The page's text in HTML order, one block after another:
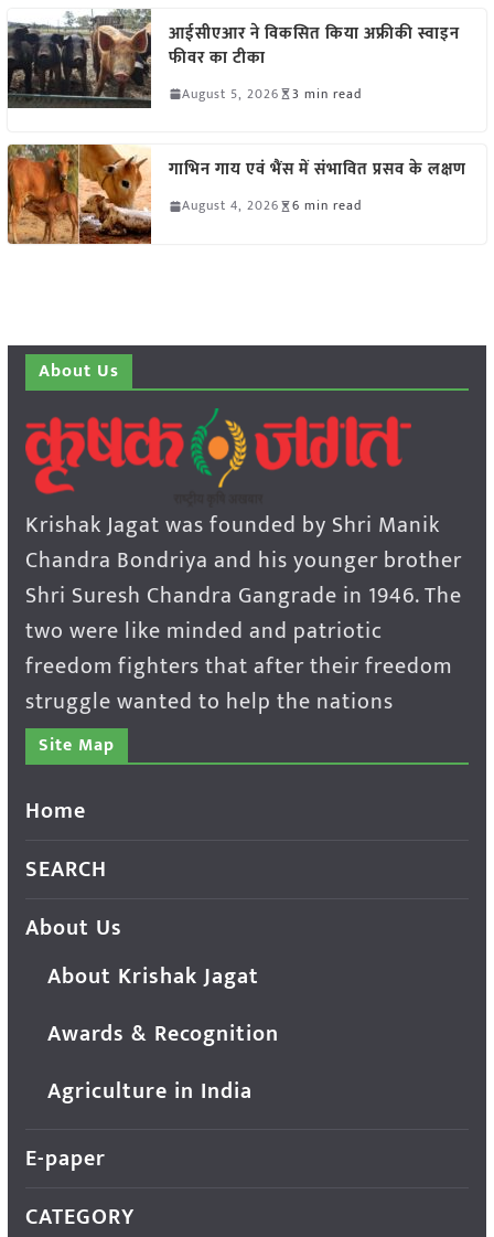
आईसीएआर ने विकसित किया अफ्रीकी स्वाइन
फीवर का टीका
August 5, 2026 3 min read
गाभिन गाय एवं भैंस में संभावित प्रसव के लक्षण
August 4, 2026 6 min read
About Us
Krishak Jagat was founded by Shri Manik
Chandra Bondriya and his younger brother
Shri Suresh Chandra Gangrade in 1946. The
two were like minded and patriotic
freedom fighters that after their freedom
struggle wanted to help the nations
Site Map
Home
SEARCH
About Us
About Krishak Jagat
Awards & Recognition
Agriculture in India
E-paper
CATEGORY